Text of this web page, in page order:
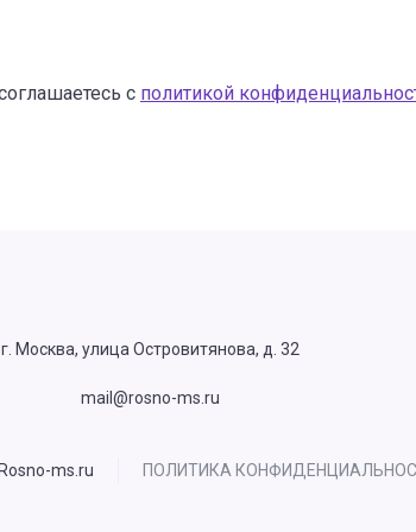
с политикой
г. Москва, улица Островитянова, д. 32
mail@rosno-ms.ru
ms.ru ПОЛИТИКА